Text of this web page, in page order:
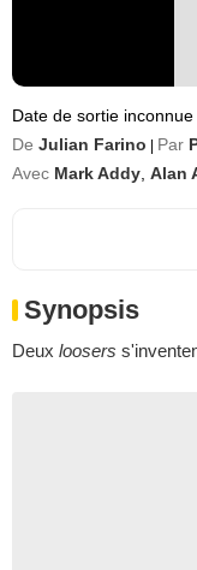
Date de sortie inconnue
De Julian Farino Par
Avec Mark Addy Alan
Synopsis
Deux loosers